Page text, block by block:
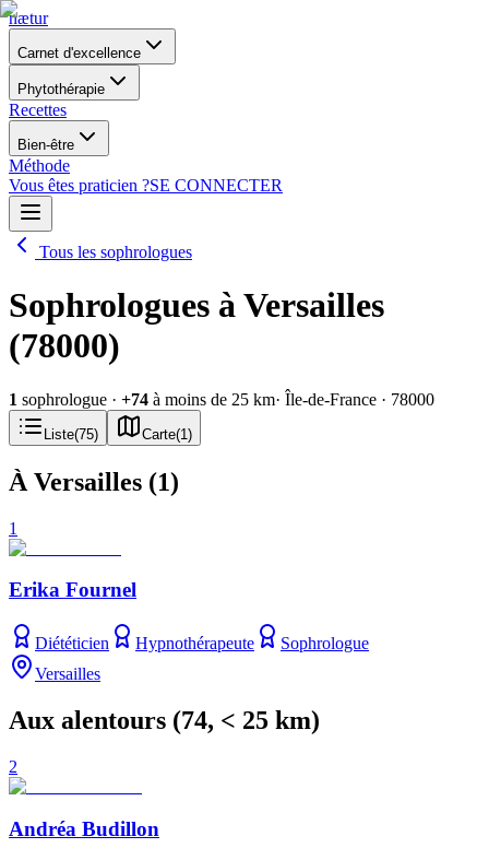
nætur
Carnet d'excellence
Phytothérapie
Recettes
Bien-être
Méthode
Vous êtes praticien ?SE CONNECTER
Tous les sophrologues
Sophrologues à Versailles
(78000)
1 sophrologue · +74 à moins de 25 km· Île-de-France · 78000
Liste(75) Carte(1 )
À Versailles (1)
1
Erika Fournel
Diététicien Hypnothérapeute
Sophrologue
Versailles
Aux alentours (74, < 25 km)
2
Andréa Budillon